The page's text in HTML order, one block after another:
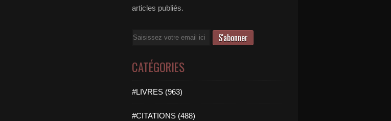
articles publiés.
Email
CATÉGORIES
#LIVRES (963)
#CITATIONS (488)